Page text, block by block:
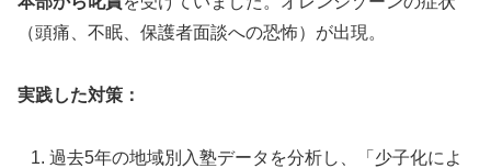
（頭痛、不眠、保護者面談への恐怖）が出現。
実践した対策：
過去5年の地域別入塾データを分析し、「少子化によ